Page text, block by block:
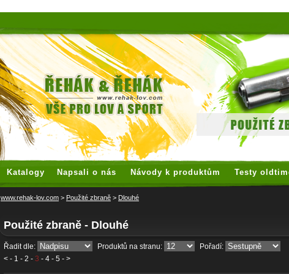
Katalogy Napsali o nás Návody k produktům Testy
www.rehak-lov.com > Použité zbraně > Dlouhé
Použité zbraně - Dlouhé
Řadit dle: Produktů na stranu:
Pořadí:
< - 1 - 2 - 3 - 4 - 5 - >